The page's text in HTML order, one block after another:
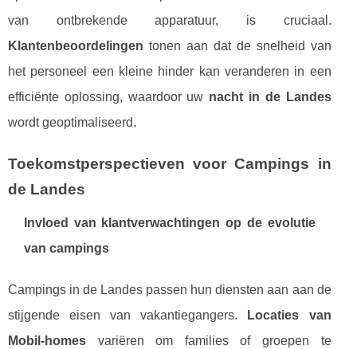
van ontbrekende apparatuur, is cruciaal.
Klantenbeoordelingen tonen aan dat de snelheid van
het personeel een kleine hinder kan veranderen in een
efficiënte oplossing, waardoor uw nacht in de Landes
wordt geoptimaliseerd.
Toekomstperspectieven voor Campings in
de Landes
Invloed van klantverwachtingen op de evolutie
van campings
Campings in de Landes passen hun diensten aan aan de
stijgende eisen van vakantiegangers.
Locaties van
Mobil-homes variëren om families of groepen te